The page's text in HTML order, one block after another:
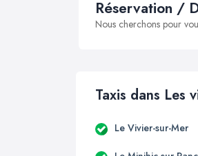
Réservation /
Nous cherchons pour
Taxis dans Les
Le Vivier-sur-Mer